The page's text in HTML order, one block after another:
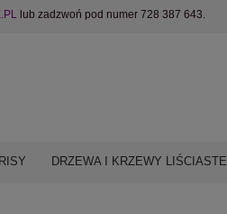
lub zadzwoń pod numer 728 387 643.
DRZEWA I KRZEWY LIŚCIASTE